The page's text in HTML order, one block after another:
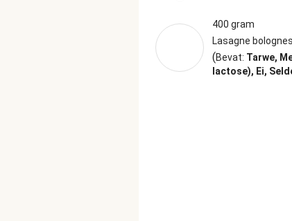
400 gram
Lasagne
(Bevat: Tarwe,
lactose), Ei,